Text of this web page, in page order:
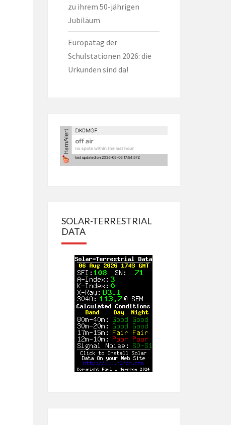
zu ihrem 50-jährigen
Jubiläum
Europatag der
Schulstationen 2026: die
Urkunden sind da!
SOLAR-TERRESTRIAL
DATA